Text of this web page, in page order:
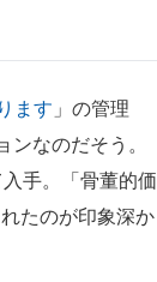
ます 」の管理
ンなのだそう。
手。「骨董的価
たのが印象深か